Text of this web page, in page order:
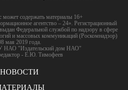
может содержать материалы 16+
агентство – 24». Регистрационный
Федеральной службой по надзору в сфере
и массовых коммуникаций (Роскомнадзор)
мая 2019 года.
НАО "Издательский дом НАО"
- Е.Ю. Тимофеев
НОВОСТИ